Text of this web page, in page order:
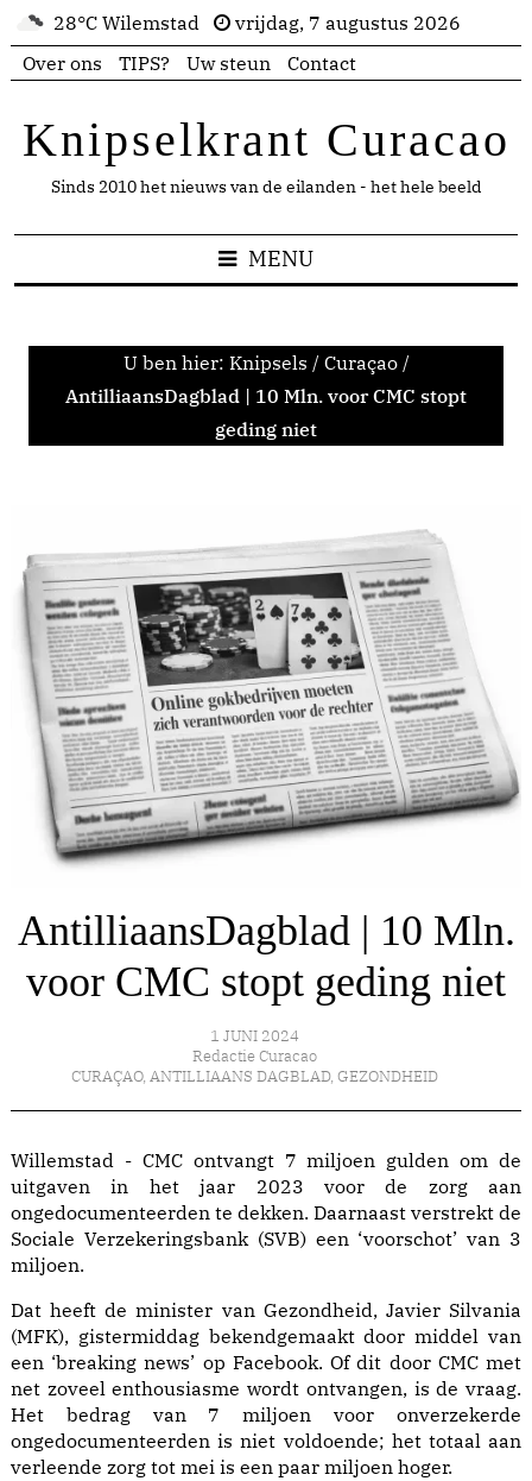
28°C Wilemstad
vrijdag, 7 augustus 2026
Over ons
TIPS? Uw steun Contact
Knipselkrant Curacao
Sinds 2010 het nieuws van de eilanden - het hele beeld
MENU
U ben hier: Knipsels / Curaçao /
AntilliaansDagblad | 10 Mln. voor CMC stopt
geding niet
AntilliaansDagblad | 10 Mln.
voor CMC stopt geding niet
1 JUNI 2024
Redactie Curacao
CURAÇAO, ANTILLIAANS DAGBLAD, GEZONDHEID
Willemstad - CMC ontvangt 7 miljoen gulden om de
uitgaven in het jaar 2023 voor de zorg aan
ongedocumenteerden te dekken. Daarnaast verstrekt de
Sociale Verzekeringsbank (SVB) een ‘voorschot’ van 3
miljoen.
Dat heeft de minister van Gezondheid, Javier Silvania
(MFK), gistermiddag bekendgemaakt door middel van
een ‘breaking news’ op Facebook. Of dit door CMC met
net zoveel enthousiasme wordt ontvangen, is de vraag.
Het bedrag van 7 miljoen voor onverzekerde
ongedocumenteerden is niet voldoende; het totaal aan
verleende zorg tot mei is een paar miljoen hoger.